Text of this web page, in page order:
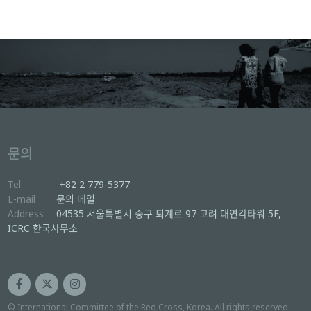
문의
Tel
+82 2 779-5377
E-mail
문의 메일
Address
04535 서울특별시 중구 퇴계로 97 고려 대연각타워 5F,
ICRC 한국사무소
© International Committee of the Red Cross, Korea. All rights reserved.